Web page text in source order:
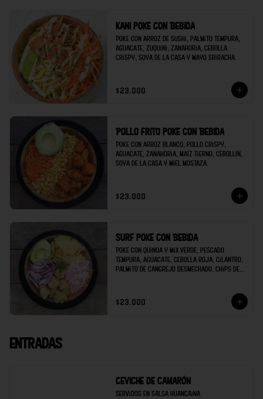
Kani poke con Bebida
Poke con arroz de sushi, palmito tempura,
aguacate, zuquini, zanahoria, cebolla
crispy, soya de la casa y mayo sriracha.
$23.000
Pollo frito poke con Bebida
Poke con arroz blanco, pollo crispy,
aguacate, zanahoria, maíz tierno, cebollín,
soya de la casa y miel mostaza.
$23.000
Surf poke con Bebida
Poke con quinoa y mix verde, pescado
tempura, aguacate, cebolla roja, cilantro,
palmito de cangrejo desmechado, chips de
$23.000
Entradas
Ceviche de Camarón
Servidos en salsa Huancaina